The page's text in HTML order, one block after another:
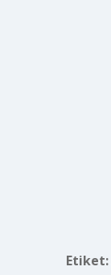
Etiket: